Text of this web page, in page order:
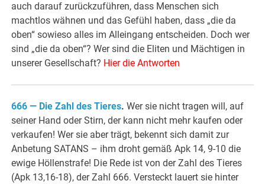
auch darauf zurückzuführen, dass Menschen sich
machtlos wähnen und das Gefühl haben, dass „die da
oben“ sowieso alles im Alleingang entscheiden. Doch wer
sind „die da oben“? Wer sind die Eliten und Mächtigen in
unserer Gesellschaft? Hier die Antworten
666 — Die Zahl des Tieres. Wer sie nicht tragen will, auf
seiner Hand oder Stirn, der kann nicht mehr kaufen oder
verkaufen! Wer sie aber trägt, bekennt sich damit zur
Anbetung SATANS – ihm droht gemäß Apk 14, 9-10 die
ewige Höllenstrafe! Die Rede ist von der Zahl des Tieres
(Apk 13,16-18), der Zahl 666. Versteckt lauert sie hinter